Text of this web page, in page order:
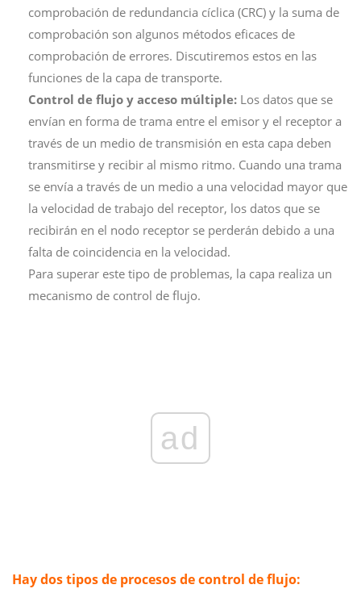
comprobación de redundancia cíclica (CRC) y la suma de
comprobación son algunos métodos eficaces de
comprobación de errores. Discutiremos estos en las
funciones de la capa de transporte.
Control de flujo y acceso múltiple: Los datos que se
envían en forma de trama entre el emisor y el receptor a
través de un medio de transmisión en esta capa deben
transmitirse y recibir al mismo ritmo. Cuando una trama
se envía a través de un medio a una velocidad mayor que
la velocidad de trabajo del receptor, los datos que se
recibirán en el nodo receptor se perderán debido a una
falta de coincidencia en la velocidad.
Para superar este tipo de problemas, la capa realiza un
mecanismo de control de flujo.
ad
Hay dos tipos de procesos de control de flujo: